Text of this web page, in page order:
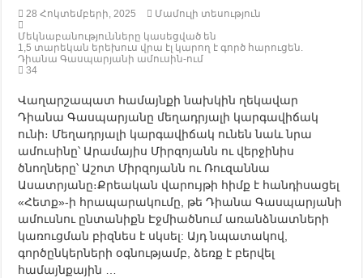
28 Հոկտեմբերի, 2025
Մամուլի տեսություն
Մեկնաբանությունները կասեցված են
1,5 տարեկան երեխուս վրա էլ կարող է գործ հարուցեն.
Դիանա Գասպարյանի ամուսին-ում
34
Վաղարշապատ համայնքի նախկին ղեկավար
Դիանա Գասպարյանը մեղադրյալի կարգավիճակ
ունի։ Մեղադրյալի կարգավիճակ ունեն նաև նրա
ամուսինը՝ Արամայիս Միրզոյանն ու վերջինիս
ծնողները՝ Աշոտ Միրզոյանն ու Ռուզաննա
Ասատրյանը։Քրեական վարույթի հիմք է հանդիսացել
«Հետք»-ի հրապարակումը, թե Դիանա Գասպարյանի
ամուսնու ընտանիքն Էջմիածնում առանձնատների
կառուցման բիզնես է սկսել: Այդ նպատակով,
գործընկերների օգնությամբ, ձեռք է բերվել
համայնքային …